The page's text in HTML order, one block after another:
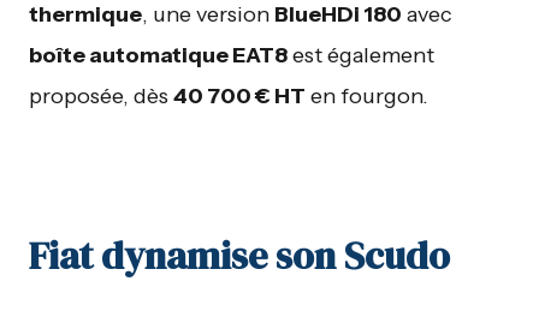
thermique, une version BlueHDi 180 avec
boîte automatique EAT8est également
proposée, dès 40 700 € HT en fourgon.
Fiat dynamise son Scudo